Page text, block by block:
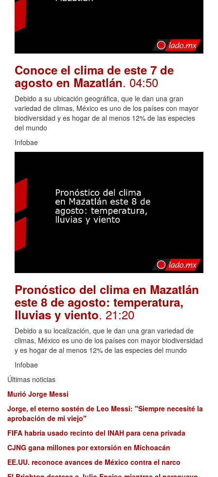
Conoce el clima de este 7 de
agosto en Mazatlán. 04:50
Debido a su ubicación geográfica, que le dan una gran
variedad de climas, México es uno de los países con mayor
biodiversidad y es hogar de al menos 12% de las especies
del mundo
Infobae
Pronóstico del clima en Mazatlán
este 8 de agosto: temperatura,
lluvias y viento. 21:20
Debido a su localización, que le dan una gran variedad de
climas, México es uno de los países con mayor biodiversidad
y es hogar de al menos 12% de las especies del mundo
Infobae
Últimas noticias
Murió Jorge Messi
Jorge, el eterno sostén de Leo Messi: "Siempre necesité la
aprobación de mi viejo"
FIFA habría usado recinto del INAH para cena privada
CJNG gana millones por extorsión en Michoacán
EE.UU. reconoce avances de México contra el narco